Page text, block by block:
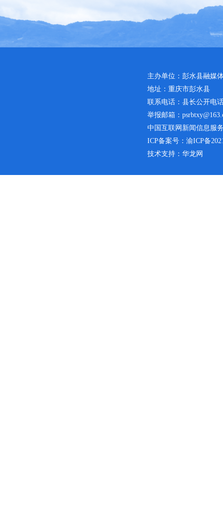
主办单位：彭水县融媒
地址：重庆市彭水县
联系电话：县长公开电
举报邮箱：
中国互联网新闻信息服
ICP备案号： 渝ICP备
技术支持：华龙网